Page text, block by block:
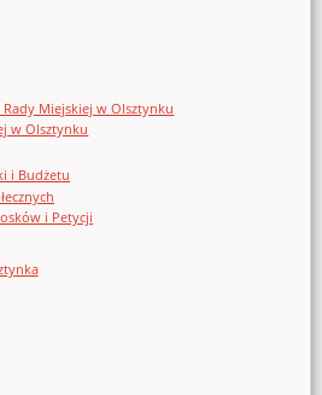
Miejskiej w Olsztynku
w Olsztynku
i Budżetu
i Petycji